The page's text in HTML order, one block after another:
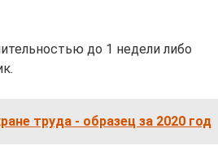
до 1 недели либо
труда - образец за 2020 год